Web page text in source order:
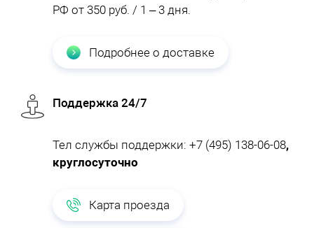
РФ от 350 руб. / 1 – 3 дня.
Подробнее о доставке
Поддержка 24/7
Тел службы поддержки: +7 (495) 138-06-08,
круглосуточно
Карта проезда